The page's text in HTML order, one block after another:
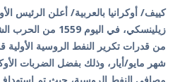
كييف/ أوكرانيا بالعربية/ أعلن الرئيس
من قدرات تكرير النفط الروسية
شهر مايو/أيار، وذلك بفضل الضربات